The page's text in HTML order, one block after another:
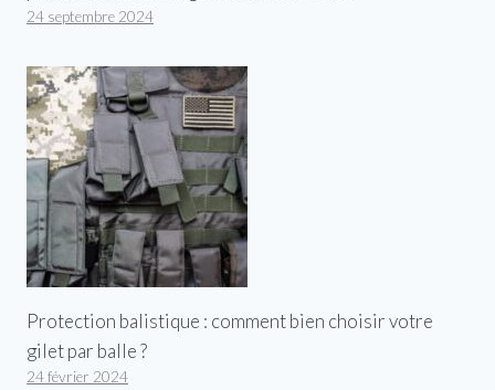
24 septembre 2024
Protection balistique : comment bien choisir votre
gilet par balle ?
24 février 2024